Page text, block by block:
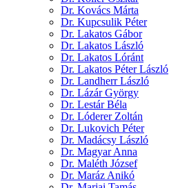
Dr. Kovács Márta
Dr. Kupcsulik Péter
Dr. Lakatos Gábor
Dr. Lakatos László
Dr. Lakatos Lóránt
Dr. Lakatos Péter László
Dr. Landherr László
Dr. Lázár György
Dr. Lestár Béla
Dr. Lóderer Zoltán
Dr. Lukovich Péter
Dr. Madácsy László
Dr. Magyar Anna
Dr. Maléth József
Dr. Maráz Anikó